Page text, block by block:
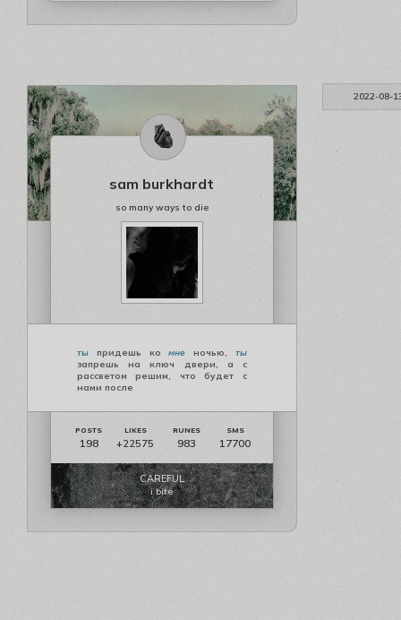
2022-08-
sam burkhardt
so many ways to die
ты придешь комне ночью,ты
запрешь на ключ двери, а с
рассветом решим, что будет с
нами после
198 +22575 983 17700
CAREFUL
i bite